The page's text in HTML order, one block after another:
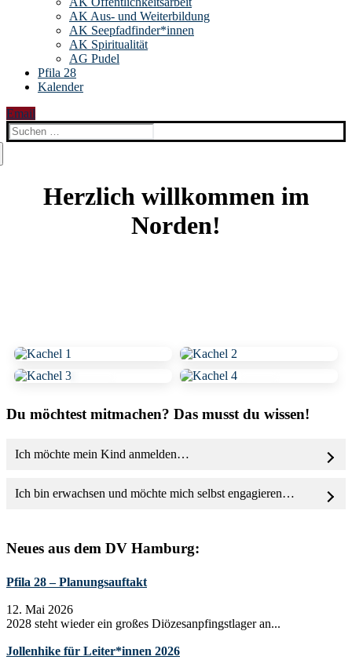
AK Aus- und Weiterbildung
AK Seepfadfinder*innen
AK Spiritualität
AG Pudel
Pfila 28
Kalender
Email
Suchen
nach:
Herzlich willkommen im
Norden!
Du möchtest mitmachen? Das musst du wissen!
Ich möchte mein Kind anmelden…
Ich bin erwachsen und möchte mich selbst engagieren…
Neues aus dem DV Hamburg:
Pfila 28 – Planungsauftakt
12. Mai 2026
2028 steht wieder ein großes Diözesanpfingstlager an...
Jollenhike für Leiter*innen 2026